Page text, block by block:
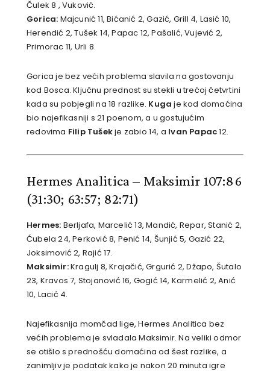
Čulek 8 , Vuković.
Gorica: Majcunić 11, Bićanić 2, Gazić, Grill 4, Lasić 10,
Herendić 2, Tušek 14, Papac 12, Pašalić, Vujević 2,
Primorac 11, Urli 8.
Gorica je bez većih problema slavila na gostovanju
kod Bosca. Ključnu prednost su stekli u trećoj četvrtini
kada su pobjegli na 18 razlike. Kuga je kod domaćina
bio najefikasniji s 21 poenom, a u gostujućim
redovima Filip Tušekje zabio 14, a Ivan Papac12.
Hermes Analitica – Maksimir 107:86
(31:30; 63:57; 82:71)
Hermes: Berljafa, Marcelić 13, Mandić, Repar, Stanić 2,
Ćubela 24, Perković 8, Penić 14, Šunjić 5, Gazić 22,
Joksimović 2, Rajić 17.
Maksimir:Kragulj 8, Krajačić, Grgurić 2, Džapo, Šutalo
23, Kravos 7, Stojanović 16, Gogić 14, Karmelić 2, Anić
10, Lacić 4.
Najefikasnija momčad lige, Hermes Analitica bez
većih problema je svladala Maksimir. Na veliki odmor
se otišlo s prednošću domaćina od šest razlike, a
zanimljiv je podatak kako je nakon 20 minuta igre